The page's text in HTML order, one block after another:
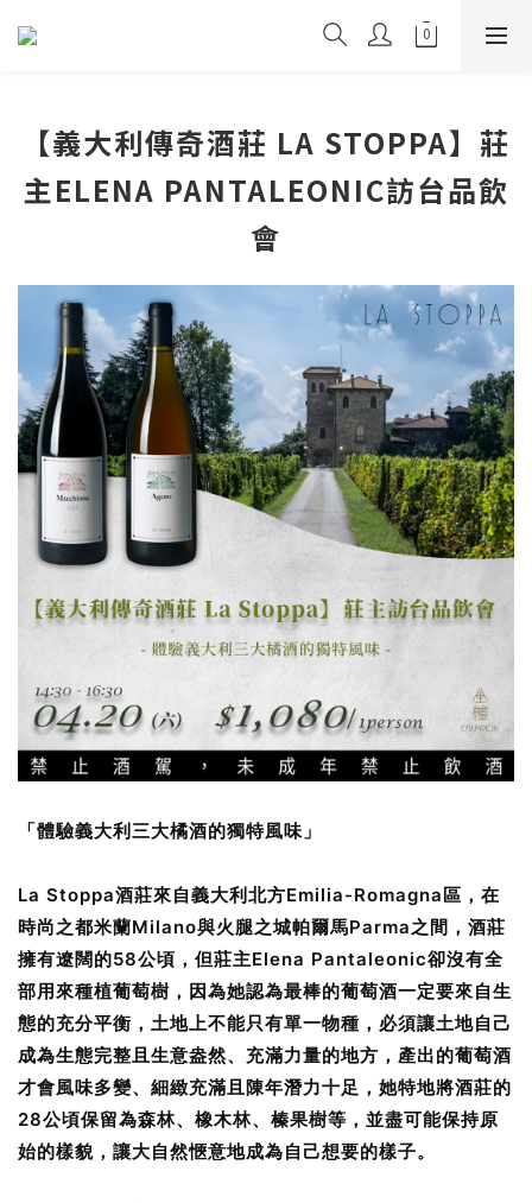
【義大利傳奇酒莊 LA STOPPA】莊
主ELENA PANTALEONIC訪台品飲
會
「體驗義大利三大橘酒的獨特風味」
La Stoppa酒莊來自義大利北方Emilia-Romagna區，在
時尚之都米蘭Milano與火腿之城帕爾馬Parma之間，酒莊
擁有遼闊的58公頃，但莊主Elena Pantaleonic卻沒有全
部用來種植葡萄樹，因為她認為最棒的葡萄酒一定要來自生
態的充分平衡，土地上不能只有單一物種，必須讓土地自己
成為生態完整且生意盎然、充滿力量的地方，產出的葡萄酒
才會風味多變、細緻充滿且陳年潛力十足，她特地將酒莊的
28公頃保留為森林、橡木林、榛果樹等，並盡可能保持原
始的樣貌，讓大自然愜意地成為自己想要的樣子。